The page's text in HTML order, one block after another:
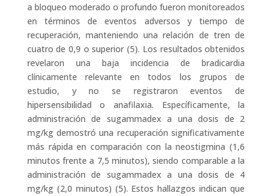
a bloqueo moderado o profundo fueron monitoreados
en términos de eventos adversos y tiempo de
recuperación, manteniendo una relación de tren de
cuatro de 0,9 o superior (5). Los resultados obtenidos
revelaron una baja incidencia de bradicardia
clínicamente relevante en todos los grupos de
estudio, y no se registraron eventos de
hipersensibilidad o anafilaxia. Específicamente, la
administración de sugammadex a una dosis de 2
mg/kg demostró una recuperación significativamente
más rápida en comparación con la neostigmina (1,6
minutos frente a 7,5 minutos), siendo comparable a la
administración de sugammadex a una dosis de 4
mg/kg (2,0 minutos) (5). Estos hallazgos indican que